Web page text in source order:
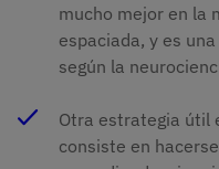
mucho mejor en la
espaciada, y es
según la
Otra estrategia útil
consiste en